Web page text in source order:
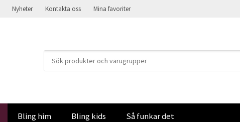
Nyheter Kontakta oss Mina favoriter
Bling him Bling kids Så funkar det